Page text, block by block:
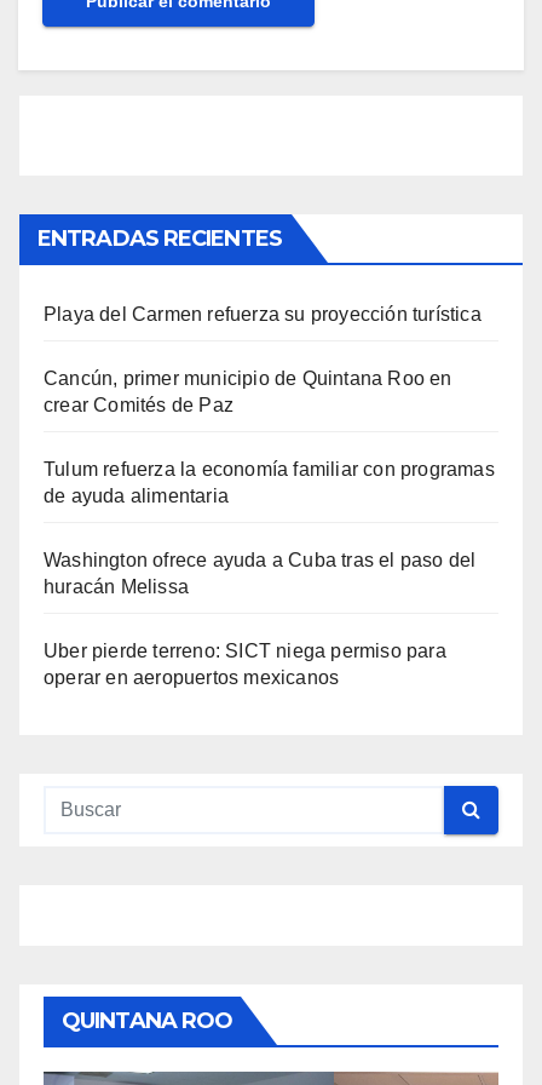
ENTRADAS RECIENTES
Playa del Carmen refuerza su proyección turística
Cancún, primer municipio de Quintana Roo en
crear Comités de Paz
Tulum refuerza la economía familiar con programas
de ayuda alimentaria
Washington ofrece ayuda a Cuba tras el paso del
huracán Melissa
Uber pierde terreno: SICT niega permiso para
operar en aeropuertos mexicanos
QUINTANA ROO